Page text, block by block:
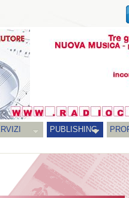
PUBLISHING